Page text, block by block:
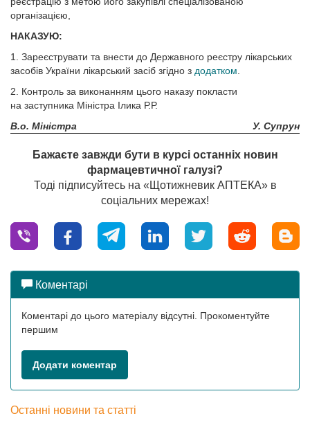
організацією,
НАКАЗУЮ:
1. Зареєструвати та внести до Державного реєстру лікарських
засобів України лікарський засіб згідно з додатком
2. Контроль за виконанням цього наказу покласти
на заступника Міністра Ілика Р.Р.
В.о. Міністра
У. Супрун
Бажаєте завжди бути в курсі останніх новин
фармацевтичної галузі?
Тоді підписуйтесь на «Щотижневик АПТЕКА» в
соціальних мережах!
Коментарі
Коментарі до цього матеріалу відсутні. Прокоментуйте
першим
Додати коментар
Останні новини та статті